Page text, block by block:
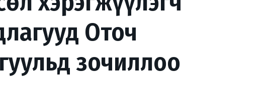
Оточ
зочиллоо